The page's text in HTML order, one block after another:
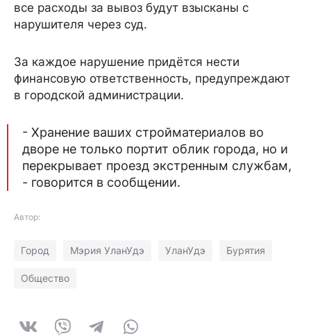
все расходы за вывоз будут взысканы с
нарушителя через суд.
За каждое нарушение придётся нести
финансовую ответственность, предупреждают
в городской администрации.
- Хранение ваших стройматериалов во
дворе не только портит облик города, но и
перекрывает проезд экстренным службам,
- говорится в сообщении.
Автор:
Город Мэрия УланУдэ УланУдэ Бурятия
Общество